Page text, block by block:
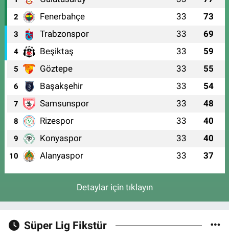
2 Fenerbahçe 33 73
3 Trabzonspor 33 69
4 Beşiktaş 33 59
5 Göztepe 33 55
6 Başakşehir 33 54
7 Samsunspor 33 48
8 Rizespor 33 40
9 Konyaspor 33 40
10 Alanyaspor 33 37
Detaylar için tıklayın
Süper Lig Fikstür